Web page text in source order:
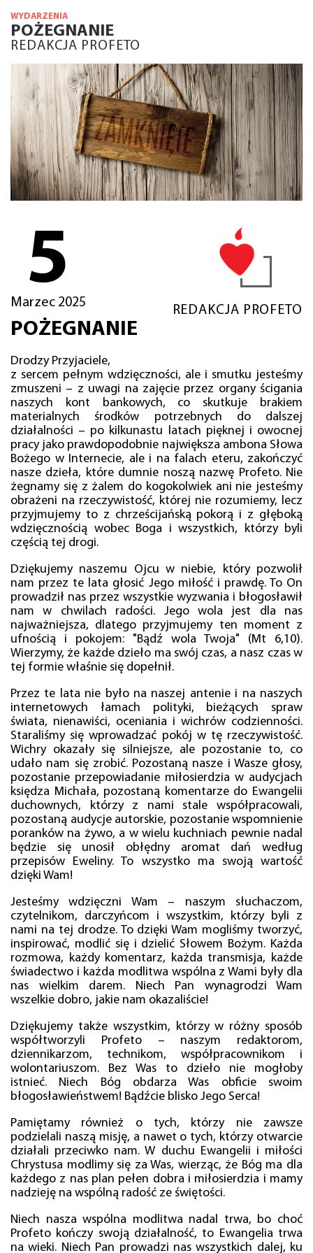
WYDARZENIA
POŻEGNANIE
REDAKCJA PROFETO
5
Marzec 2025
REDAKCJA PROFETO
POŻEGNANIE
Drodzy Przyjaciele,
z sercem pełnym wdzięczności, ale i smutku jesteśmy
zmuszeni – z uwagi na zajęcie przez organy ścigania
naszych kont bankowych, co skutkuje brakiem
materialnych środków potrzebnych do dalszej
działalności – po kilkunastu latach pięknej i owocnej
pracy jako prawdopodobnie największa ambona Słowa
Bożego w Internecie, ale i na falach eteru, zakończyć
nasze dzieła, które dumnie noszą nazwę Profeto. Nie
żegnamy się z żalem do kogokolwiek ani nie jesteśmy
obrażeni na rzeczywistość, której nie rozumiemy, lecz
przyjmujemy to z chrześcijańską pokorą i z głęboką
wdzięcznością wobec Boga i wszystkich, którzy byli
częścią tej drogi.
Dziękujemy naszemu Ojcu w niebie, który pozwolił
nam przez te lata głosić Jego miłość i prawdę. To On
prowadził nas przez wszystkie wyzwania i błogosławił
nam w chwilach radości. Jego wola jest dla nas
najważniejsza, dlatego przyjmujemy ten moment z
ufnością i pokojem: "Bądź wola Twoja" (Mt 6,10).
Wierzymy, że każde dzieło ma swój czas, a nasz czas w
tej formie właśnie się dopełnił.
Przez te lata nie było na naszej antenie i na naszych
internetowych łamach polityki, bieżących spraw
świata, nienawiści, oceniania i wichrów codzienności.
Staraliśmy się wprowadzać pokój w tę rzeczywistość.
Wichry okazały się silniejsze, ale pozostanie to, co
udało nam się zrobić. Pozostaną nasze i Wasze głosy,
pozostanie przepowiadanie miłosierdzia w audycjach
księdza Michała, pozostaną komentarze do Ewangelii
duchownych, którzy z nami stale współpracowali,
pozostaną audycje autorskie, pozostanie wspomnienie
poranków na żywo, a w wielu kuchniach pewnie nadal
będzie się unosił obłędny aromat dań według
przepisów Eweliny. To wszystko ma swoją wartość
dzięki Wam!
Jesteśmy wdzięczni Wam – naszym słuchaczom,
czytelnikom, darczyńcom i wszystkim, którzy byli z
nami na tej drodze. To dzięki Wam mogliśmy tworzyć,
inspirować, modlić się i dzielić Słowem Bożym. Każda
rozmowa, każdy komentarz, każda transmisja, każde
świadectwo i każda modlitwa wspólna z Wami były dla
nas wielkim darem. Niech Pan wynagrodzi Wam
wszelkie dobro, jakie nam okazaliście!
Dziękujemy także wszystkim, którzy w różny sposób
współtworzyli Profeto – naszym redaktorom,
dziennikarzom, technikom, współpracownikom i
wolontariuszom. Bez Was to dzieło nie mogłoby
istnieć. Niech Bóg obdarza Was obficie swoim
błogosławieństwem! Bądźcie blisko Jego Serca!
Pamiętamy również o tych, którzy nie zawsze
podzielali naszą misję, a nawet o tych, którzy otwarcie
działali przeciwko nam. W duchu Ewangelii i miłości
Chrystusa modlimy się za Was, wierząc, że Bóg ma dla
każdego z nas plan pełen dobra i miłosierdzia i mamy
nadzieję na wspólną radość ze świętości.
Niech nasza wspólna modlitwa nadal trwa, bo choć
Profeto kończy swoją działalność, to Ewangelia trwa
na wieki. Niech Pan prowadzi nas wszystkich dalej, ku